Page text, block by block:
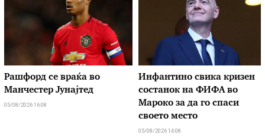
Рашфорд се враќа во
Манчестер Јунајтед
05/08/2026 16:08
Инфантино свика кризен
состанок на ФИФА во
Мароко за да го спаси
своето место
05/08/2026 14:08